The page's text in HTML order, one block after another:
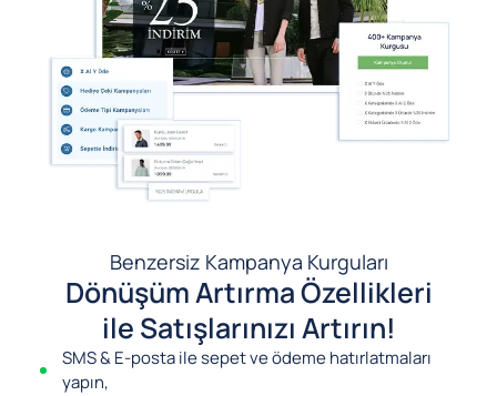
Benzersiz Kampanya Kurguları
Dönüşüm Artırma Özellikleri
ile Satışlarınızı Artırın!
SMS & E-posta ile sepet ve ödeme hatırlatmaları
yapın,